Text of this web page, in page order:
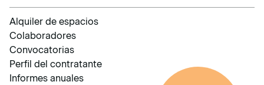
Alquiler de espacios
Colaboradores
Convocatorias
Perfil del contratante
Informes anuales